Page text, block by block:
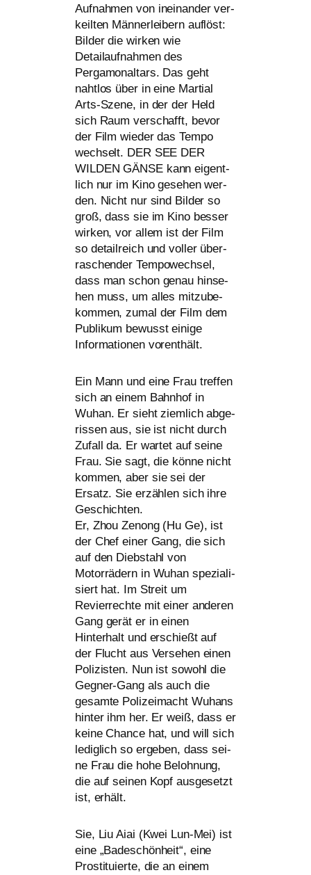
Aufnahmen von inein­an­der ver­
keil­ten Männerleibern auf­löst:
Bilder die wir­ken wie
Detailaufnahmen des
Pergamonaltars. Das geht
naht­los über in eine Martial
Arts-Szene, in der der Held
sich Raum ver­schafft, bevor
der Film wie­der das Tempo
wech­selt. DER SEE DER
WILDEN GÄNSEkann eigent­
lich nur im Kino gese­hen wer­
den. Nicht nur sind Bilder so
groß, dass sie im Kino bes­ser
wir­ken, vor allem ist der Film
so detail­reich und vol­ler über­
ra­schen­der Tempowechsel,
dass man schon genau hin­se­
hen muss, um alles mit­zu­be­
kom­men, zumal der Film dem
Publikum bewusst eini­ge
Informationen vorenthält.
Ein Mann und eine Frau tref­fen
sich an einem Bahnhof in
Wuhan. Er sieht ziem­lich abge­
ris­sen aus, sie ist nicht durch
Zufall da. Er war­tet auf sei­ne
Frau. Sie sagt, die kön­ne nicht
kom­men, aber sie sei der
Ersatz. Sie erzäh­len sich ihre
Geschichten.
Er, Zhou Zenong (Hu Ge), ist
der Chef einer Gang, die sich
auf den Diebstahl von
Motorrädern in Wuhan spe­zia­li­
siert hat. Im Streit um
Revierrechte mit einer ande­ren
Gang gerät er in einen
Hinterhalt und erschießt auf
der Flucht aus Versehen einen
Polizisten. Nun ist sowohl die
Gegner-Gang als auch die
gesam­te Polizeimacht Wuhans
hin­ter ihm her. Er weiß, dass er
kei­ne Chance hat, und will sich
ledig­lich so erge­ben, dass sei­
ne Frau die hohe Belohnung,
die auf sei­nen Kopf aus­ge­setzt
ist, erhält.
Sie, Liu Aiai (Kwei Lun-Mei) ist
eine „Badeschönheit“, eine
Prostituierte, die an einem